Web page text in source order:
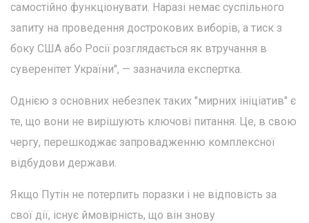
самостійно функціонувати. Наразі немає суспільного
запиту на проведення дострокових виборів, а тиск з
боку США або Росії розглядається як втручання в
суверенітет України", — зазначила експертка.
Однією з основних небезпек таких "мирних ініціатив" є
те, що вони не вирішують ключові питання. Це, в свою
чергу, перешкоджає запровадженню комплексної
відбудови держави.
Якщо Путін не потерпить поразки і не відповість за
свої дії, існує ймовірність, що він знову